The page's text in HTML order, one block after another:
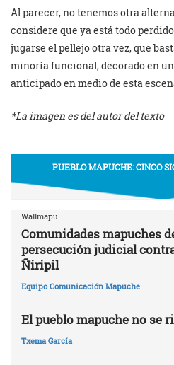
Al parecer, no tenemos otra
considere que ya está todo
jugarse el pellejo otra vez, que
minoría funcional, decorado en
anticipado en medio de esta
*La imagen es del autor del texto
PUEBLO MAPUCHE: CINCO
Wallmapu
Comunidades mapuches
persecución judicial
Ñiripil
Equipo Comunicación Mapuche
El pueblo mapuche no se
Txema García